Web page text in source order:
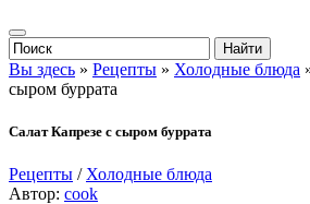
Вы здесь » Рецепты » Холодные блюда
сыром буррата
Салат Капрезе с сыром буррата
Рецепты / Холодные блюда
Автор: cook